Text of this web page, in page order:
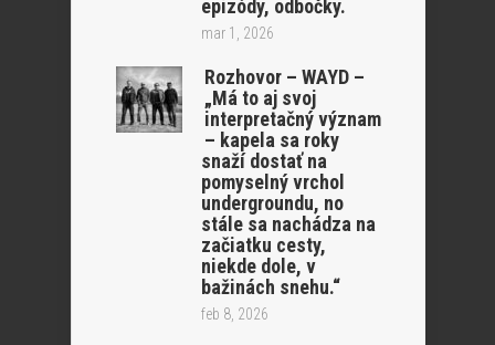
epizódy, odbočky.
mar 1, 2026
Rozhovor – WAYD –
„Má to aj svoj
interpretačný význam
– kapela sa roky
snaží dostať na
pomyselný vrchol
undergroundu, no
stále sa nachádza na
začiatku cesty,
niekde dole, v
bažinách snehu.“
feb 8, 2026